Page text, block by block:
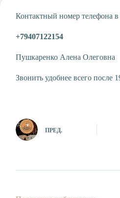
студия
Музыкальное
Психологическая
Тьюторская
Контактный номер телефона в
+79407122154
Пушкаренко Алена Олеговна
Звонить удобнее всего после
ПРЕД.